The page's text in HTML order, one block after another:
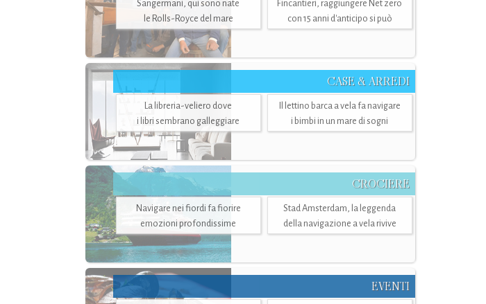
Sangermani, qui sono nate
le Rolls-Royce del mare
Fincantieri, raggiungere Net zero
con 15 anni d'anticipo si può
CASE & ARREDI
La libreria-veliero dove
i libri sembrano galleggiare
Il lettino barca a vela fa navigare
i bimbi in un mare di sogni
CROCIERE
Navigare nei fiordi fa fiorire
emozioni profondissime
Stad Amsterdam, la leggenda
della navigazione a vela rivive
EVENTI